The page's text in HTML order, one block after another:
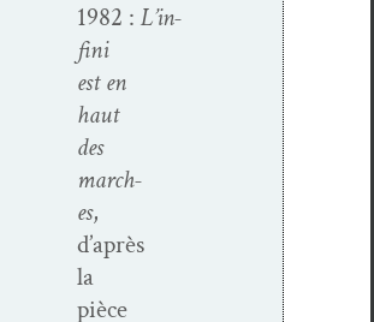
1982 : L’in­
fi­ni
est en
haut
des
march­
es,
d’après
la
pièce